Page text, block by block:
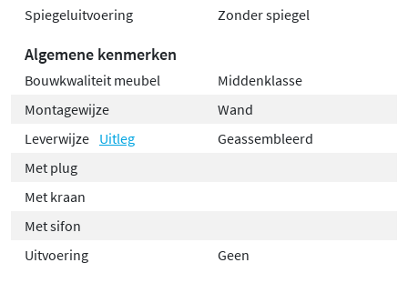
Spiegeluitvoering Zonder spiegel
Algemene kenmerken
Bouwkwaliteit meubel
Middenklasse
Montagewijze
Wand
Leverwijze Uitleg
Geassembleerd
Met plug
Met kraan
Met sifon
Uitvoering
Geen